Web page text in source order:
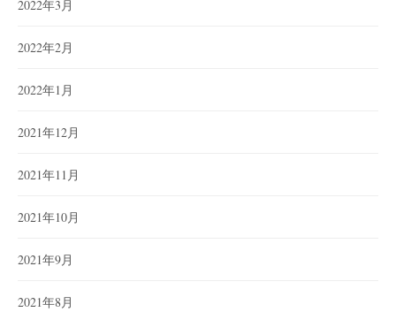
2022年3月
2022年2月
2022年1月
2021年12月
2021年11月
2021年10月
2021年9月
2021年8月